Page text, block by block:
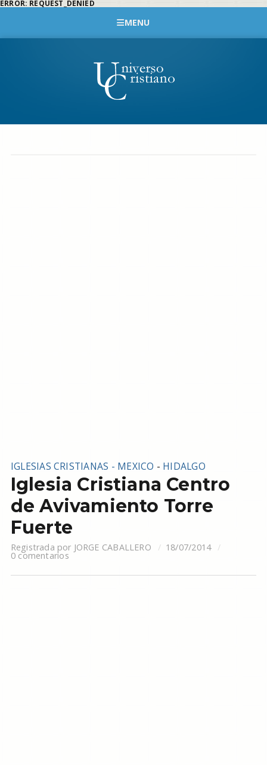
ERROR: REQUEST_DENIED
MENU
IGLESIAS CRISTIANAS - MEXICO - HIDALGO
Iglesia Cristiana Centro
de Avivamiento Torre
Fuerte
Registrada por JORGE CABALLERO 18/07/2014
0 comentarios